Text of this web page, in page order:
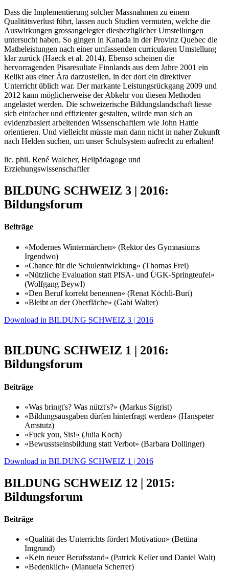
Dass die Implementierung solcher Massnahmen zu einem
Qualitätsverlust führt, lassen auch Studien vermuten, welche die
Auswirkungen grossangelegter diesbezüglicher Umstellungen
untersucht haben. So gingen in Kanada in der Provinz Quebec die
Matheleistungen nach einer umfassenden curricularen Umstellung
klar zurück (Haeck et al. 2014). Ebenso scheinen die
hervorragenden Pisaresultate Finnlands aus dem Jahre 2001 ein
Relikt aus einer Ära darzustellen, in der dort ein direktiver
Unterricht üblich war. Der markante Leistungsrückgang 2009 und
2012 kann möglicherweise der Abkehr von diesen Methoden
angelastet werden. Die schweizerische Bildungslandschaft liesse
sich einfacher und effizienter gestalten, würde man sich an
evidenzbasiert arbeitenden Wissenschaftlern wie John Hattie
orientieren. Und vielleicht müsste man dann nicht in naher Zukunft
nach Helden suchen, um unser Schulsystem aufrecht zu erhalten!
lic. phil. René Walcher, Heilpädagoge und
Erziehungswissenschaftler
BILDUNG SCHWEIZ 3 | 2016:
Bildungsforum
Beiträge
«Modernes Wintermärchen» (Rektor des Gymnasiums
Irgendwo)
«Chance für die Schulentwicklung» (Thomas Frei)
«Nützliche Evaluation statt PISA- und ÜGK-Springteufel»
(Wolfgang Beywl)
«Den Beruf korrekt benennen» (Renat Köchli-Buri)
«Bleibt an der Oberfläche» (Gabi Walter)
Download in BILDUNG SCHWEIZ 3 | 2016
BILDUNG SCHWEIZ 1 | 2016:
Bildungsforum
Beiträge
«Was bringt's? Was nützt's?» (Markus Sigrist)
«Bildungsausgaben dürfen hinterfragt werden» (Hanspeter
Amstutz)
«Fuck you, Sis!» (Julia Koch)
«Bewusstseinsbildung statt Verbot» (Barbara Dollinger)
Download in BILDUNG SCHWEIZ 1 | 2016
BILDUNG SCHWEIZ 12 | 2015:
Bildungsforum
Beiträge
«Qualität des Unterrichts fördert Motivation» (Bettina
Imgrund)
«Kein neuer Berufsstand» (Patrick Keller und Daniel Walt)
«Bedenklich» (Manuela Scherrer)